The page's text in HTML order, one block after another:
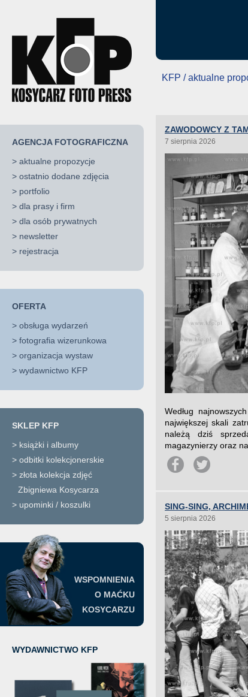
AGENCJA FOTOGRAFICZNA
> aktualne propozycje
> ostatnio dodane zdjęcia
> portfolio
> dla prasy i firm
> dla osób prywatnych
> newsletter
> rejestracja
OFERTA
> obsługa wydarzeń
> fotografia wizerunkowa
> organizacja wystaw
> wydawnictwo KFP
SKLEP KFP
> książki i albumy
> odbitki kolekcjonerskie
> złota kolekcja zdjęć
Zbigniewa Kosycarza
> upominki / koszulki
WSPOMNIENIA
O MAĆKU
KOSYCARZU
WYDAWNICTWO KFP
KFP / aktualne
ZAWODOWCY Z
7 sierpnia 2026
Według
największej skali
należą dziś
magazynierzy oraz
SING-SING,
5 sierpnia 2026